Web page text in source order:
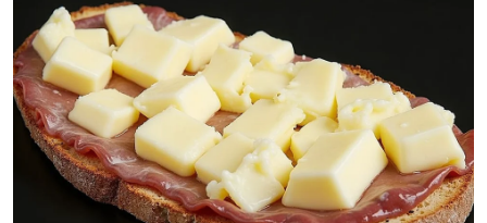
Muat turun aplikasi Sinar Harian.
Benjamin Mora
Harimau Malaya